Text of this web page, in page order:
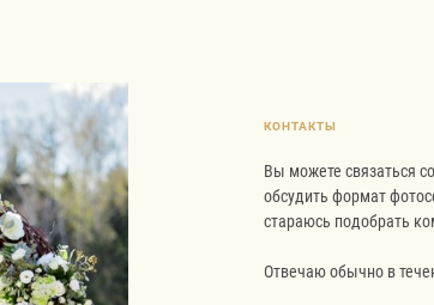
КОНТАКТЫ
Вы можете связаться
обсудить формат
стараюсь подобрать
Отвечаю обычно в